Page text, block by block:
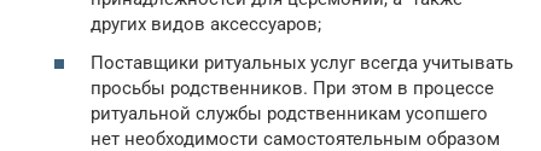
других видов аксессуаров;
Поставщики ритуальных услуг всегда учитывать
просьбы родственников. При этом в процессе
ритуальной службы родственникам усопшего
нет необходимости самостоятельным образом